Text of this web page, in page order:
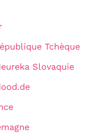
Tchèque
Slovaquie